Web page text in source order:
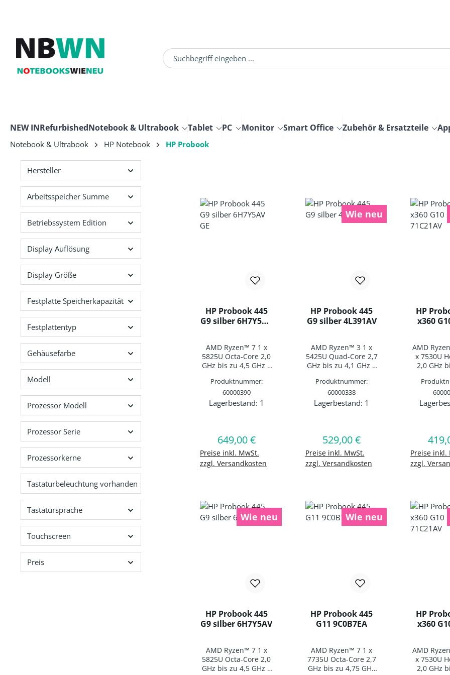
NEW INRefurbishedNotebook & Ultrabook Tablet PC Monitor Smart Office Zubehör & Ersatzteile
Notebook & Ultrabook HP Notebook HP Probook
Hersteller
Arbeitsspeicher Summe
Betriebssystem Edition
Display Auflösung
Display Größe
Festplatte Speicherkapazität
Festplattentyp
Gehäusefarbe
Modell
Prozessor Modell
Prozessor Serie
Prozessorkerne
Tastaturbeleuchtung vorhanden
Tastatursprache
Touchscreen
Preis
HP Probook 445
G9 silber 6H7Y5AV
AMD Ryzen™ 7 1 x
5825U Octa-Core 2,0
GHz bis zu 4,5 GHz |
M.2 NGFF SSD 1 x
512GB |
14,0"/35,5cm FULL-
HD 1920x1080| AMD
Qualcomm
FastConnect™ 6900
WLAN/Bluetooth
Combo Chip |
ung | 1 x Li-Ion
Batterie 3 Zellen Li-
Ion Batterie |
Windows 10
Produktnummer:
60000390
Lagerbestand: 1
Regulärer Preis:
649,00 €
Preise inkl. MwSt.
zzgl. Versandkosten
Produkt Anzahl: Gib den gewünschten
In den Warenkorb
Wie neu
HP Probook 445
G9 silber 4L391AV
AMD Ryzen™ 3 1 x
5425U Quad-Core 2,7
GHz bis zu 4,1 GHz |
M.2 NGFF SSD 1 x
512GB |
14,0"/35,5cm FULL-
HD 1920x1080| AMD
Qualcomm
FastConnect™ 6900
WLAN/Bluetooth
Combo Chip |
ung | 1 x Li-Ion
Batterie 3 Zellen Li-
Ion Batterie |
Windows 10
Produktnummer:
60000338
Lagerbestand: 1
Regulärer Preis:
529,00 €
Preise inkl. MwSt.
zzgl. Versandkosten
Produkt Anzahl: Gib
In den Warenkorb
HP
x360
AMD
x 7530U
2,0 GHz
1 x M.2
13,3"/
HD
Webcam
AMD
WLAN/
ung | 1
Batterie 3
Ion
Preise inkl.
zzgl.
In den
Wie neu
HP Probook 445
G9 silber 6H7Y5AV
AMD Ryzen™ 7 1 x
5825U Octa-Core 2,0
GHz bis zu 4,5 GHz |
Wie neu
HP Probook 445
G11 9C0B7EA
AMD Ryzen™ 7 1 x
7735U Octa-Core 2,7
GHz bis zu 4,75 GHz
HP
x360
AMD
x 7530U
2,0 GHz